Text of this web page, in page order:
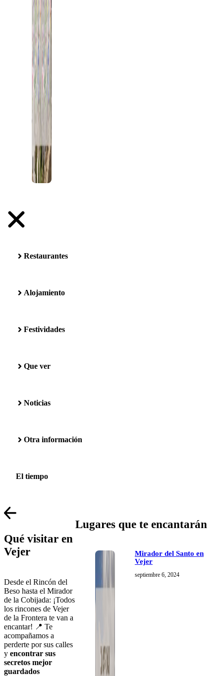
Restaurantes
Alojamiento
Festividades
Que ver
Noticias
Otra información
El tiempo
Qué visitar en
Vejer
Desde el Rincón del
Beso hasta el Mirador
de la Cobijada: ¡Todos
los rincones de Vejer
de la Frontera te van a
encantar! 📍 Te
acompañamos a
perderte por sus calles
y encontrar sus
secretos mejor
guardados
Lugares que te encantarán
Mirador del Santo en
Vejer
septiembre 6, 2024